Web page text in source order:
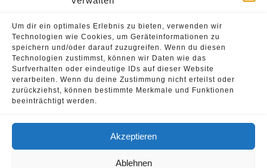
Um dir ein optimales Erlebnis zu bieten, verwenden wir
Technologien wie Cookies, um Geräteinformationen zu
speichern und/oder darauf zuzugreifen. Wenn du diesen
Technologien zustimmst, können wir Daten wie das
Surfverhalten oder eindeutige IDs auf dieser Website
verarbeiten. Wenn du deine Zustimmung nicht erteilst oder
zurückziehst, können bestimmte Merkmale und Funktionen
beeinträchtigt werden.
Akzeptieren
Ablehnen
Leave a Comment
abzugeben.
© 2026 Oliver Strohschein •